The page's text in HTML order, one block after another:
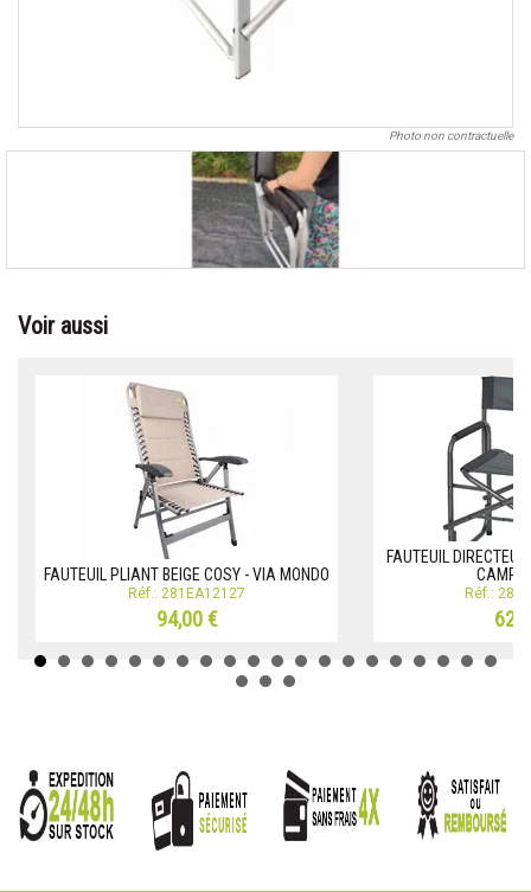
Photo non contractuelle
Voir aussi
FAUTEUIL PLIANT BEIGE COSY - VIA MONDO
Réf.: 281EA12127
94,00 €
FAUTEUIL
Réf.: